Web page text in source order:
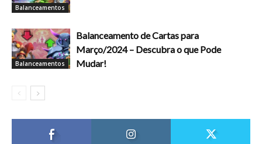
Balanceamentos
Balanceamentos
Balanceamento de Cartas para
Março/2024 – Descubra o que Pode
Mudar!